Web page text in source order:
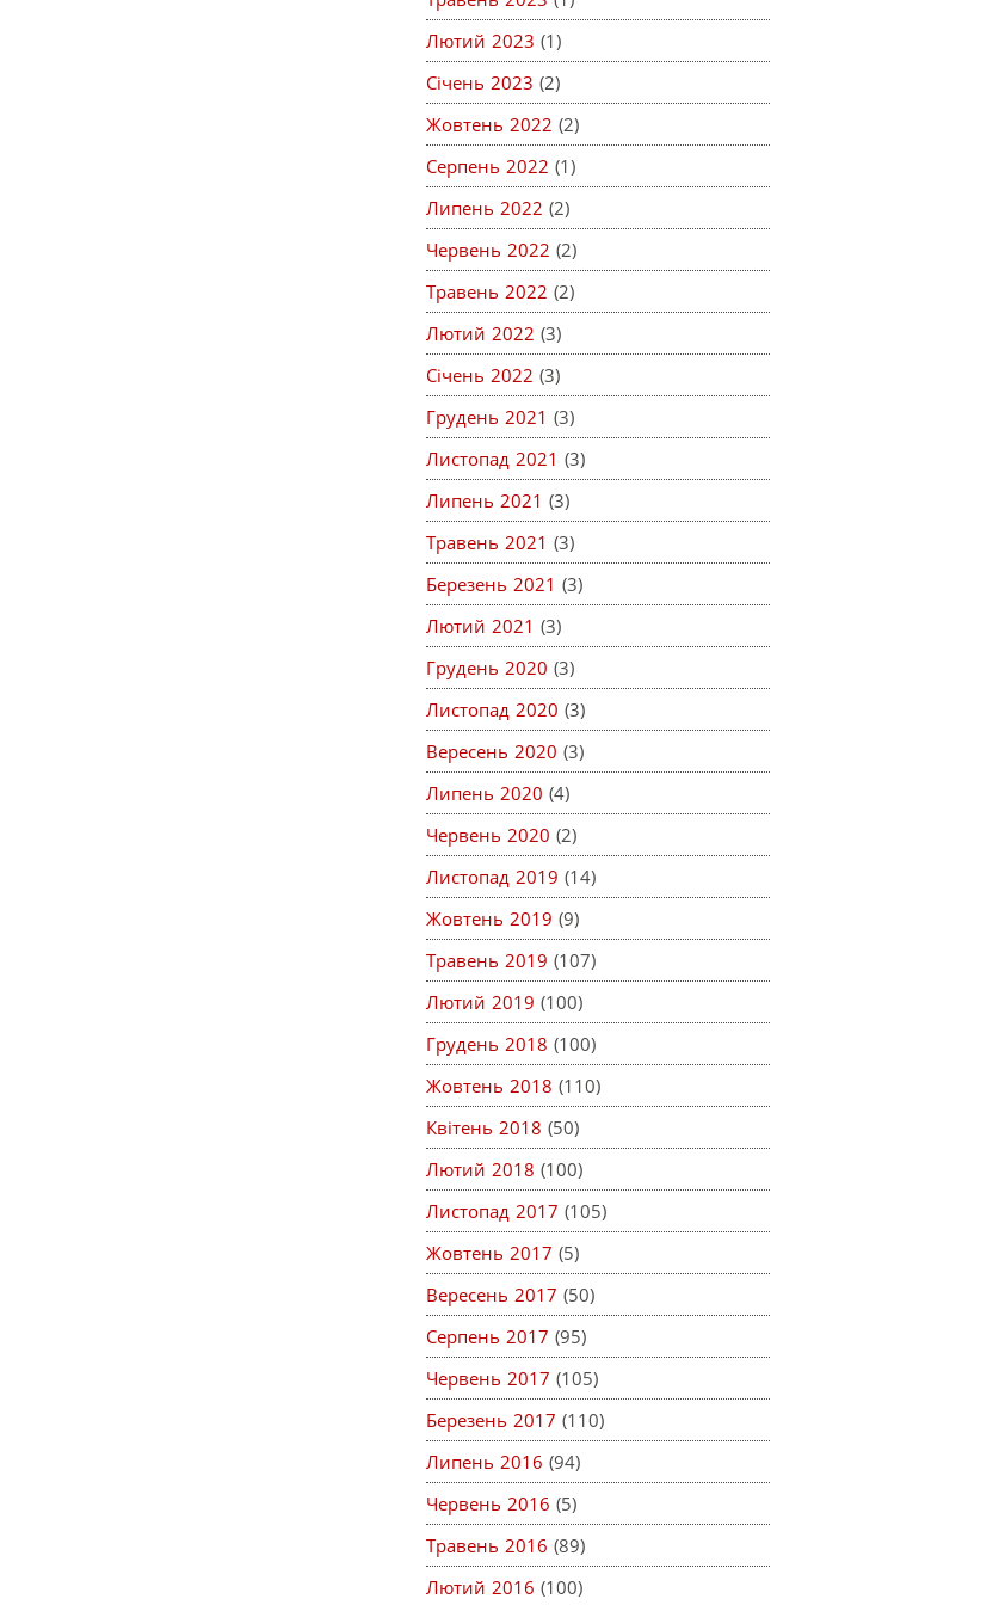
Лютий 2023 (1)
Січень 2023 (2)
Жовтень 2022 (2)
Серпень 2022 (1)
Липень 2022 (2)
Червень 2022 (2)
Травень 2022 (2)
Лютий 2022 (3)
Січень 2022 (3)
Грудень 2021 (3)
Листопад 2021 (3)
Липень 2021 (3)
Травень 2021 (3)
Березень 2021 (3)
Лютий 2021 (3)
Грудень 2020 (3)
Листопад 2020 (3)
Вересень 2020 (3)
Липень 2020 (4)
Червень 2020 (2)
Листопад 2019 (14)
Жовтень 2019 (9)
Травень 2019 (107)
Лютий 2019 (100)
Грудень 2018 (100)
Жовтень 2018 (110)
Квітень 2018 (50)
Лютий 2018 (100)
Листопад 2017 (105)
Жовтень 2017 (5)
Вересень 2017 (50)
Серпень 2017 (95)
Червень 2017 (105)
Березень 2017 (110)
Липень 2016 (94)
Червень 2016 (5)
Травень 2016 (89)
Лютий 2016 (100)